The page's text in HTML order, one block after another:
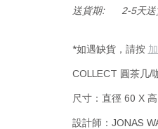
送貨期:
2-5天送
*如遇缺貨，請按
COLLECT 圓茶几/
尺寸：直徑 60 X
設計師：JONAS